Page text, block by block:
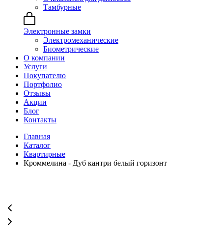
Тамбурные
Электронные замки
Электромеханические
Биометрические
О компании
Услуги
Покупателю
Портфолио
Отзывы
Акции
Блог
Контакты
Главная
Каталог
Квартирные
Кроммелина - Дуб кантри белый горизонт